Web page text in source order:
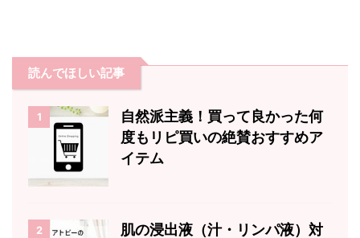
読んでほしい記事
1
自然派主義！買って良かった何
度もリピ買いの絶賛おすすめア
イテム
2 肌の浸出液（汁・リンパ液）対